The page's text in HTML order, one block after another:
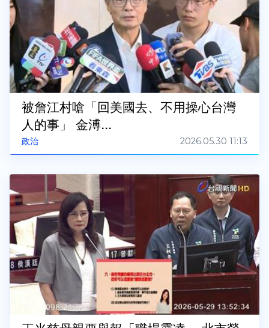
政治
被詹江村嗆「回美國去、不用操心台灣
人的事」 金溥...
2026.05.30 11:13